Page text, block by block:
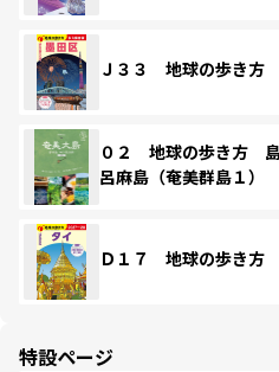
Ｊ３３ 地球の歩き方
０２ 地球の歩き方
呂麻島（奄美群島１）
Ｄ１７ 地球の歩き方
特設ページ